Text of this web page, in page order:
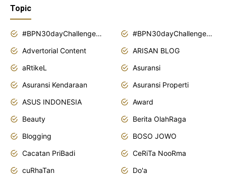
Topic
#BPN30dayChallenge2018
#BPN30dayChallenge2019
Advertorial Content
ARISAN BLOG
aRtikeL
Asuransi
Asuransi Kendaraan
Asuransi Properti
ASUS INDONESIA
Award
Beauty
Berita OlahRaga
Blogging
BOSO JOWO
Cacatan PriBadi
CeRiTa NooRma
cuRhaTan
Do'a